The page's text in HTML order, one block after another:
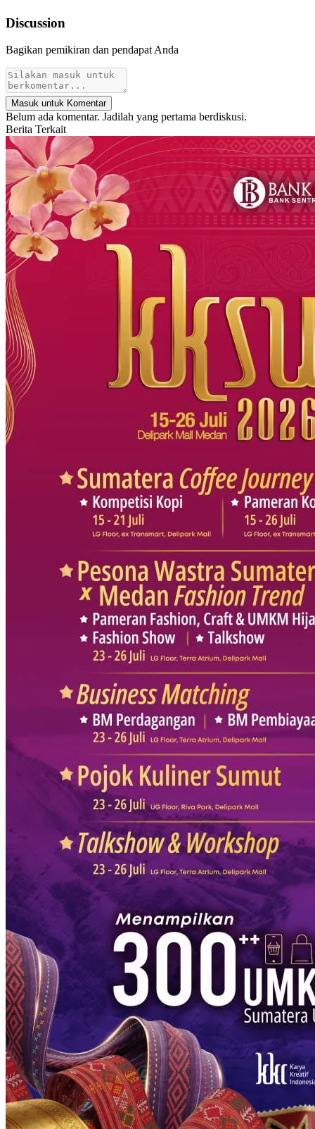
Discussion
Bagikan pemikiran dan pendapat Anda
Masuk untuk Komentar
Belum ada komentar. Jadilah yang pertama berdiskusi.
Berita Terkait